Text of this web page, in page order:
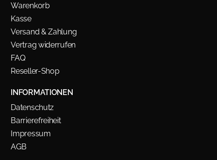
Warenkorb
Kasse
Versand & Zahlung
Vertrag widerrufen
FAQ
Reseller-Shop
INFORMATIONEN
Datenschutz
Barrierefreiheit
Impressum
AGB